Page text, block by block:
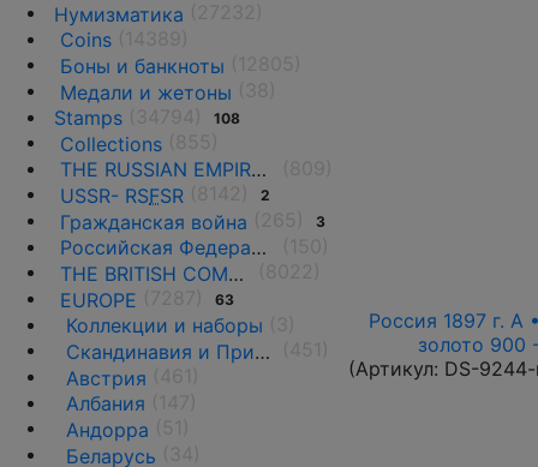
Нумизматика
Coins
Боны и банкноты
Медали и жетоны
Stamps
108
Collections
THE RUSSIAN EMPIRE UNTIL 1917.
USSR- RSFSR 2
Гражданская война 3
Российская Федерация(1992 г.-н.д.)
THE BRITISH COMMONWEALTH
EUROPE
63
Коллекции и наборы
Скандинавия и Прибалтика
Австрия
Албания
Андорра
Беларусь
Россия 1897 г. А
золото 900
(Артикул: DS-